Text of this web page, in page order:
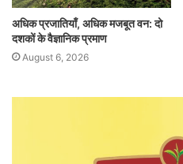
अधिक प्रजातियाँ, अधिक मजबूत वन: दो
दशकों के वैज्ञानिक प्रमाण
August 6, 2026